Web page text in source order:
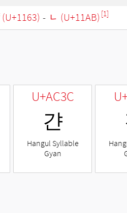
(U+1163) - ᆫ (U+11AB) [1]
U+AC3C
갼
Hangul Syllable
Gyan